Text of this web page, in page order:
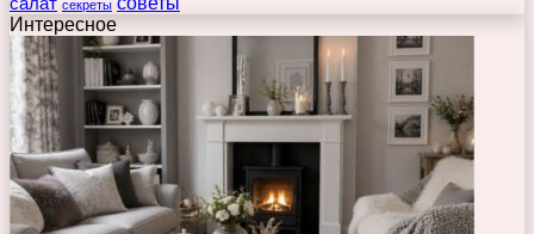
секреты
Интересное